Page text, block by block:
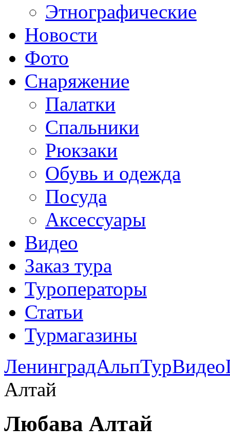
Этнографические
Новости
Фото
Снаряжение
Палатки
Спальники
Рюкзаки
Обувь и одежда
Посуда
Аксессуары
Видео
Заказ тура
Туроператоры
Статьи
Турмагазины
ЛенинградАльпТурВидео
Алтай
Любава Алтай